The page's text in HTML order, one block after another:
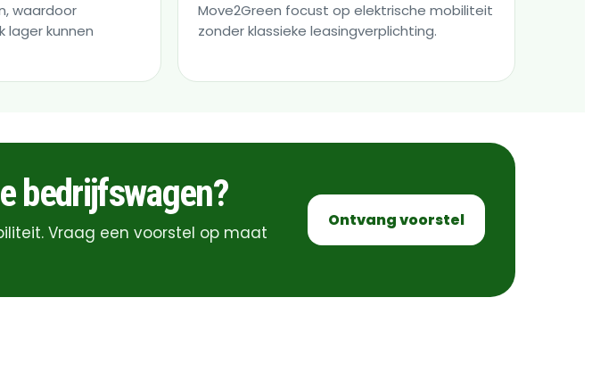
waardoor
lager kunnen
Move2Green focust op elektrische mobiliteit
zonder klassieke leasingverplichting.
bedrijfswagen?
Vraag een voorstel op maat
Ontvang voorstel